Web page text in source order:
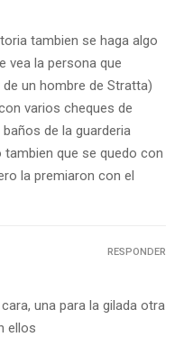
tambien se haga algo
vea la persona que
un hombre de Stratta)
varios cheques de
de la guarderia
que se quedo con
la premiaron con el
una para la gilada otra
ellos
RESPONDER